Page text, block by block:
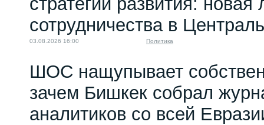
сотрудничества в
03.08.2026 16:00 Политика
ШОС нащупывает
зачем Бишкек собрал
аналитиков со всей